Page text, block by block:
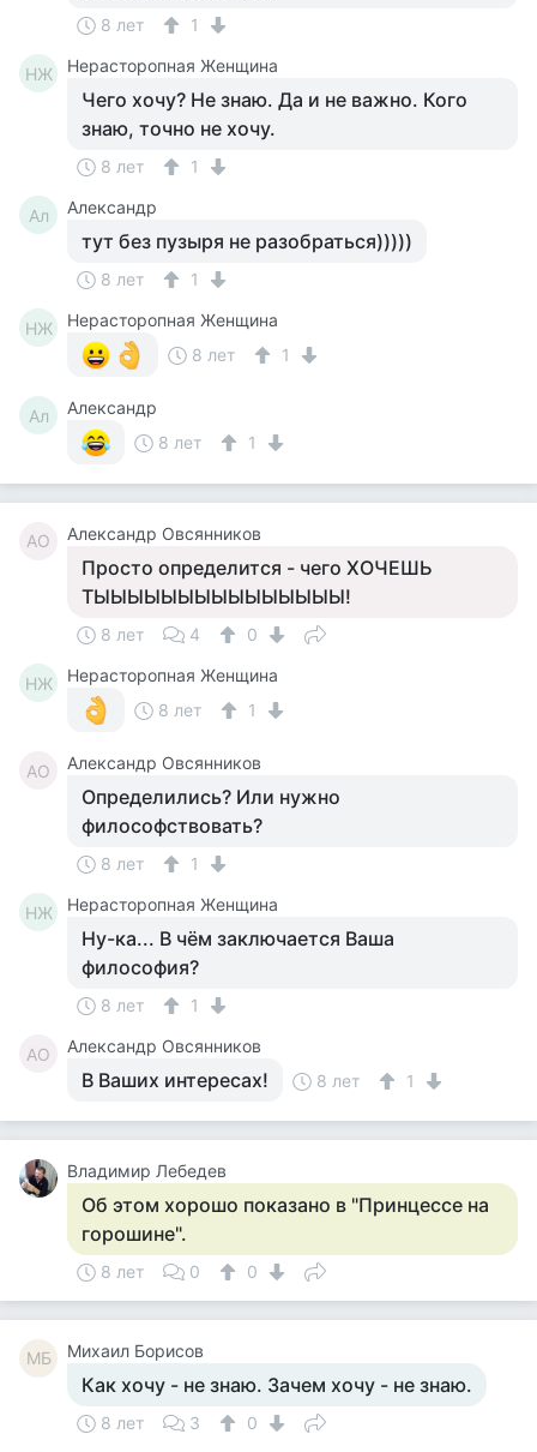
8 лет 1
НЖ Нерасторопная Женщина
Чего хочу? Не знаю. Да и не важно. Кого
знаю, точно не хочу.
8 лет 1
Ал Александр
тут без пузыря не разобраться)))))
8 лет 1
НЖ
Нерасторопная Женщина
8 лет
1
Ал
Александр
8 лет
1
АО Александр Овсянников
Просто определится - чего ХОЧЕШЬ
ТЫЫЫЫЫЫЫЫЫЫЫЫЫЫЫ!
8 лет 4 0
НЖ
Нерасторопная Женщина
8 лет
1
АО Александр Овсянников
Определились? Или нужно
философствовать?
8 лет 1
НЖ Нерасторопная Женщина
Ну-ка... В чём заключается Ваша
философия?
8 лет 1
АО Александр Овсянников
В Ваших интересах! 8 лет 1
Владимир Лебедев
Об этом хорошо показано в "Принцессе на
горошине".
8 лет 0 0
МБ Михаил Борисов
Как хочу - не знаю. Зачем хочу - не знаю.
8 лет 3 0